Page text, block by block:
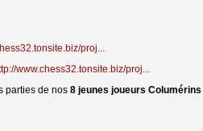
proj...
www.chess32.tonsite.biz/proj...
parties de nos 8 jeunes joueurs Columérins